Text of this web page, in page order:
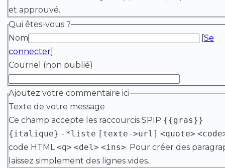
et approuvé.
Qui êtes-vous ?
Nom
[Se
connecter]
Courriel (non publié)
Ajoutez votre commentaire ici
Texte de votre message
Ce champ accepte les raccourcis SPIP {{gras}}
{italique} -*liste [texte->url] <quote>
code HTML<q> <del> <ins>. Pour créer des
laissez simplement des lignes vides.